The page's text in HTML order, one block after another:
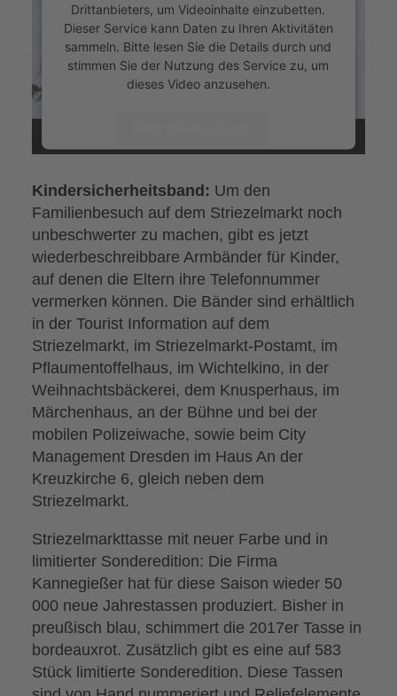
Drittanbieters, um Videoinhalte einzubetten.
Dieser Service kann Daten zu Ihren Aktivitäten
sammeln. Bitte lesen Sie die Details durch und
stimmen Sie der Nutzung des Service zu, um
dieses Video anzusehen.
powered by Usercentrics Consent
Management Platform
&eRecht24
Kindersicherheitsband: Um den
Familienbesuch auf dem Striezelmarkt noch
unbeschwerter zu machen, gibt es jetzt
wiederbeschreibbare Armbänder für Kinder,
auf denen die Eltern ihre Telefonnummer
vermerken können. Die Bänder sind erhältlich
in der Tourist Information auf dem
Striezelmarkt, im Striezelmarkt-Postamt, im
Pflaumentoffelhaus, im Wichtelkino, in der
Weihnachtsbäckerei, dem Knusperhaus, im
Märchenhaus, an der Bühne und bei der
mobilen Polizeiwache, sowie beim City
Management Dresden im Haus An der
Kreuzkirche 6, gleich neben dem
Striezelmarkt.
Striezelmarkttasse mit neuer Farbe und in
limitierter Sonderedition: Die Firma
Kannegießer hat für diese Saison wieder 50
000 neue Jahrestassen produziert. Bisher in
preußisch blau, schimmert die 2017er Tasse in
bordeauxrot. Zusätzlich gibt es eine auf 583
Stück limitierte Sonderedition. Diese Tassen